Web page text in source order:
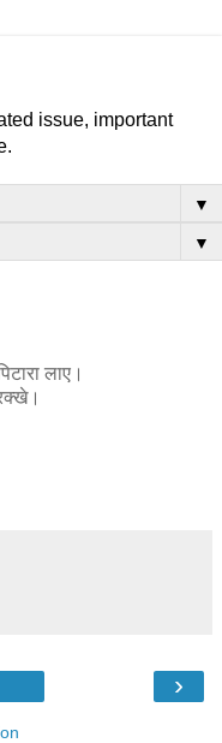
issue, important
▼
▼
लाए।
›